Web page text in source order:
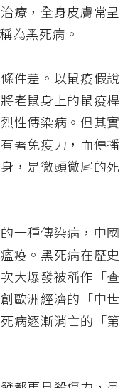
療，全身皮膚常呈
為黑死病。
件差。以鼠疫假說
老鼠身上的鼠疫桿
性傳染病。但其實
著免疫力，而傳播
，是徹頭徹尾的死
一種傳染病，中國
疫。黑死病在歷史
大爆發被稱作「查
歐洲經濟的「中世
病逐漸消亡的「第